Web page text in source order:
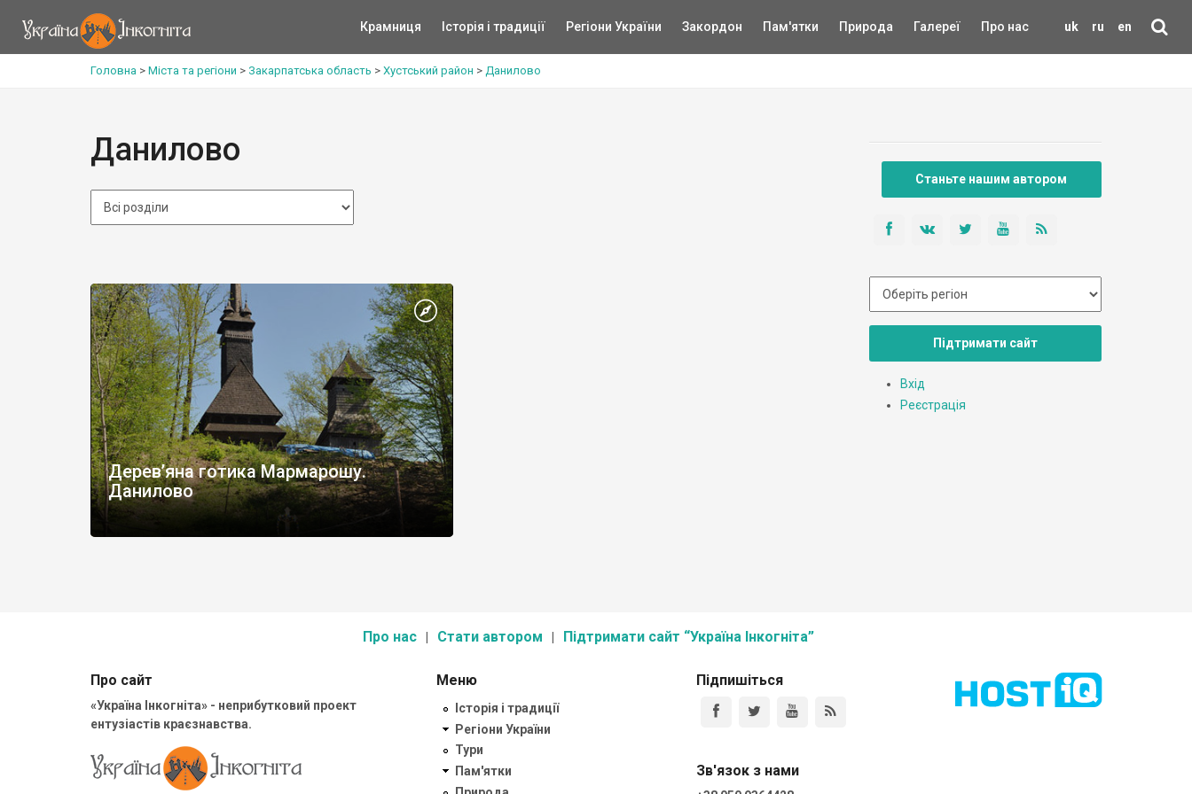
uk ru en
Крамниця Історія і традиції Регіони України Закордон Пам'ятки Природа Галереї Про нас
Головна > Міста та регіони > Закарпатська область > Хустський район > Данилово
Данилово
Дерев’яна готика Мармарошу.
Данилово
Станьте нашим автором
Підтримати сайт
Вхід
Реєстрація
Про нас Стати автором Підтримати сайт “Україна Інкогніта”
Про сайт
«Україна Інкогніта» - неприбутковий проект
ентузіастів краєзнавства.
Меню
Історія і традиції
Регіони України
Тури
Пам'ятки
Підпишіться
Зв'язок з нами